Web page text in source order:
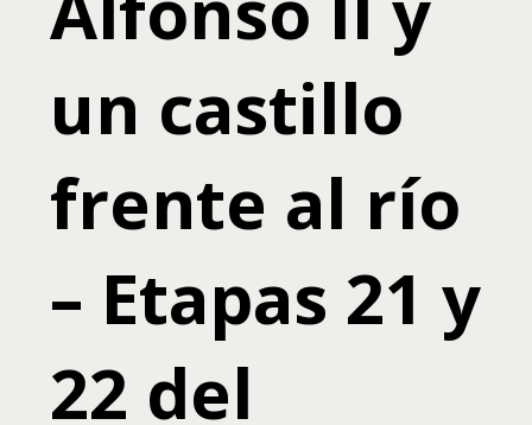
un castillo
frente al río
– Etapas 21 y
22 del